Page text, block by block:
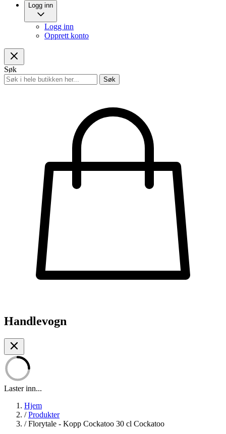
Logg inn
Logg inn
Opprett konto
Søk
Søk
Handlevogn
Laster inn...
Hjem
/ Produkter
/ Florytale - Kopp Cockatoo 30 cl Cockatoo